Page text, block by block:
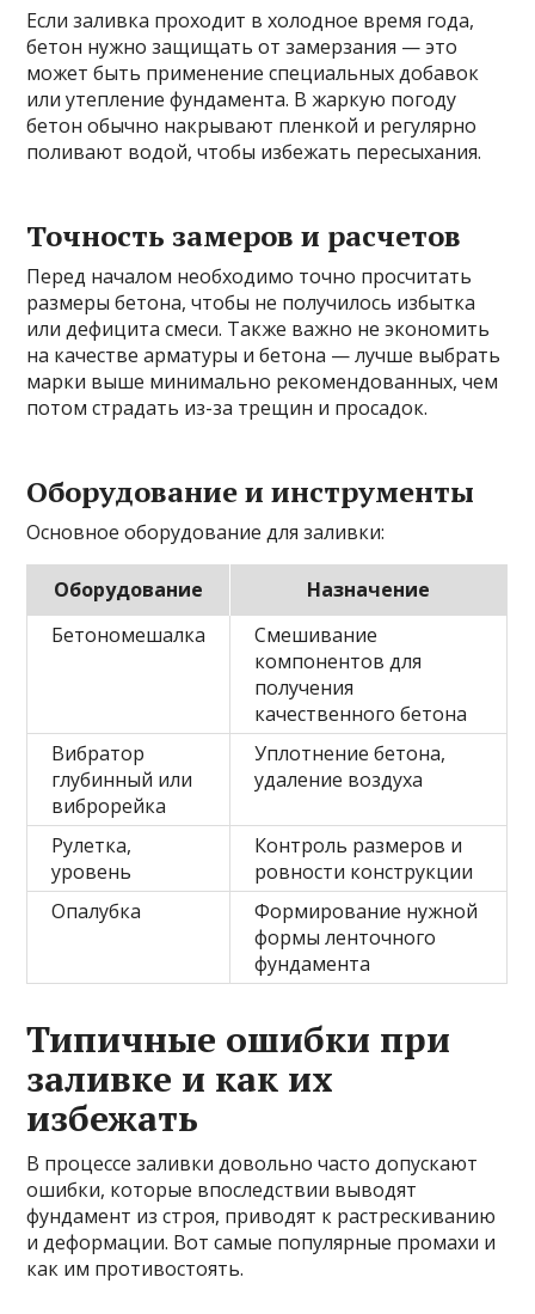
Если заливка проходит в холодное время года,
бетон нужно защищать от замерзания — это
может быть применение специальных добавок
или утепление фундамента. В жаркую погоду
бетон обычно накрывают пленкой и регулярно
поливают водой, чтобы избежать пересыхания.
Точность замеров и расчетов
Перед началом необходимо точно просчитать
размеры бетона, чтобы не получилось избытка
или дефицита смеси. Также важно не экономить
на качестве арматуры и бетона — лучше выбрать
марки выше минимально рекомендованных, чем
потом страдать из-за трещин и просадок.
Оборудование и инструменты
Основное оборудование для заливки:
Оборудование
Назначение
Бетономешалка
Смешивание
компонентов для
получения
качественного бетона
Вибратор
глубинный или
виброрейка
Уплотнение бетона,
удаление воздуха
Рулетка,
уровень
Контроль размеров и
ровности конструкции
Опалубка
Формирование нужной
формы ленточного
фундамента
Типичные ошибки при
заливке и как их
избежать
В процессе заливки довольно часто допускают
ошибки, которые впоследствии выводят
фундамент из строя, приводят к растрескиванию
и деформации. Вот самые популярные промахи и
как им противостоять.